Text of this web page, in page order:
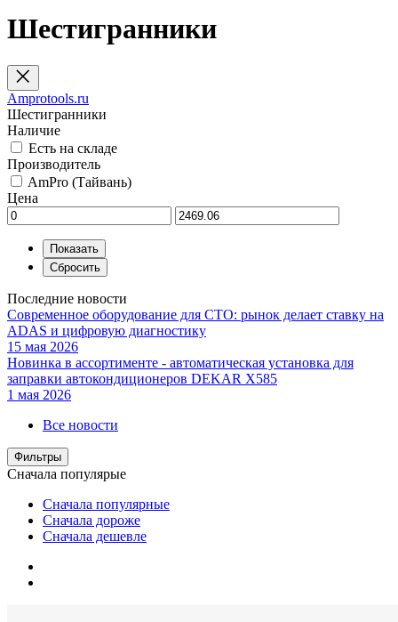
Шестигранники
Amprotools.ru
Шестигранники
Наличие
Есть на складе
Производитель
AmPro (Тайвань)
Цена
Последние новости
Современное оборудование для СТО: рынок делает ставку на
ADAS и цифровую диагностику
15 мая 2026
Новинка в ассортименте - автоматическая установка для
заправки автокондиционеров DEKAR X585
1 мая 2026
Все новости
Фильтры
Сначала популярые
Сначала популярные
Сначала дороже
Сначала дешевле